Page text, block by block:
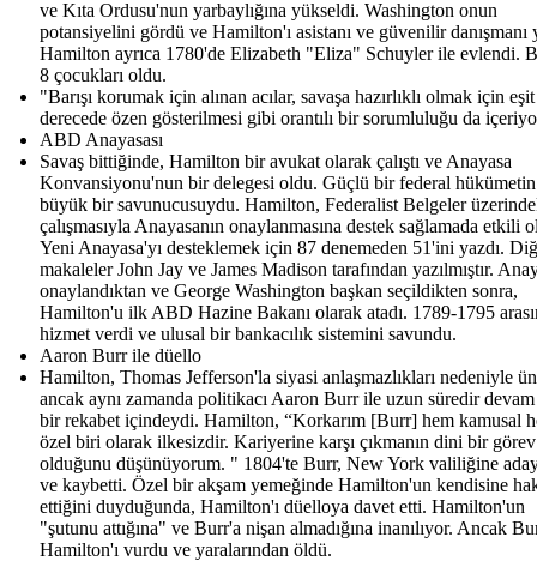
ve Kıta Ordusu'nun yarbaylığına yükseldi. Washington onun
potansiyelini gördü ve Hamilton'ı asistanı ve güvenilir danışmanı
Hamilton ayrıca 1780'de Elizabeth "Eliza" Schuyler ile evlendi.
8 çocukları oldu.
"Barışı korumak için alınan acılar, savaşa hazırlıklı olmak için eşit
derecede özen gösterilmesi gibi orantılı bir sorumluluğu da
ABD Anayasası
Savaş bittiğinde, Hamilton bir avukat olarak çalıştı ve Anayasa
Konvansiyonu'nun bir delegesi oldu. Güçlü bir federal hükümetin
büyük bir savunucusuydu. Hamilton, Federalist Belgeler
çalışmasıyla Anayasanın onaylanmasına destek sağlamada etkili
Yeni Anayasa'yı desteklemek için 87 denemeden 51'ini yazdı.
makaleler John Jay ve James Madison tarafından yazılmıştır.
onaylandıktan ve George Washington başkan seçildikten sonra,
Hamilton'u ilk ABD Hazine Bakanı olarak atadı. 1789-1795
hizmet verdi ve ulusal bir bankacılık sistemini savundu.
Aaron Burr ile düello
Hamilton, Thomas Jefferson'la siyasi anlaşmazlıkları nedeniyle
ancak aynı zamanda politikacı Aaron Burr ile uzun süredir
bir rekabet içindeydi. Hamilton, “Korkarım [Burr] hem kamusal
özel biri olarak ilkesizdir. Kariyerine karşı çıkmanın dini bir görev
olduğunu düşünüyorum. " 1804'te Burr, New York valiliğine
ve kaybetti. Özel bir akşam yemeğinde Hamilton'un kendisine
ettiğini duyduğunda, Hamilton'ı düelloya davet etti. Hamilton'un
"şutunu attığına" ve Burr'a nişan almadığına inanılıyor. Ancak
Hamilton'ı vurdu ve yaralarından öldü.